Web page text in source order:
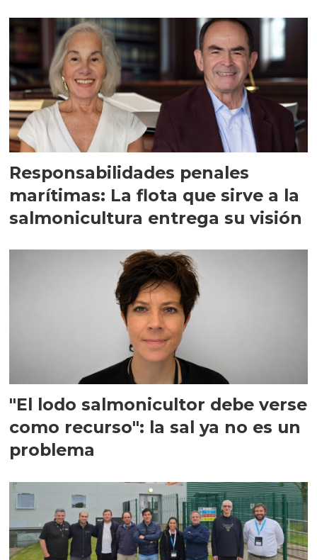
Responsabilidades penales
marítimas: La flota que sirve a la
salmonicultura entrega su visión
"El lodo salmonicultor debe verse
como recurso": la sal ya no es un
problema